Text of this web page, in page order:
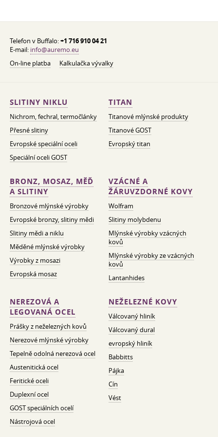
Telefon v Buffalo:+1 716 910 04 21
E-mail: info@auremo.eu
On-line platba
Kalkulačka vývalky
SLITINY NIKLU
Nichrom, fechral, termočlánky
Přesné slitiny
Evropské speciální oceli
Speciální oceli GOST
TITAN
Titanové mlýnské produkty
Titanové GOST
Evropský titan
BRONZ, MOSAZ, MĚĎ
A SLITINY
Bronzové mlýnské výrobky
Evropské bronzy, slitiny mědi
Slitiny mědi a niklu
Měděné mlýnské výrobky
Výrobky z mosazi
Evropská mosaz
VZÁCNÉ A
ŽÁRUVZDORNÉ KOVY
Wolfram
Slitiny molybdenu
Mlýnské výrobky vzácných
kovů
Mlýnské výrobky ze vzácných
kovů
Lantanhides
NEREZOVÁ A
LEGOVANÁ OCEL
Prášky z neželezných kovů
Nerezové mlýnské výrobky
Tepelně odolná nerezová ocel
Austenitická ocel
Feritické oceli
Duplexní ocel
GOST speciálních ocelí
Nástrojová ocel
NEŽELEZNÉ KOVY
Válcovaný hliník
Válcovaný dural
evropský hliník
Babbitts
Pájka
Cín
Vést